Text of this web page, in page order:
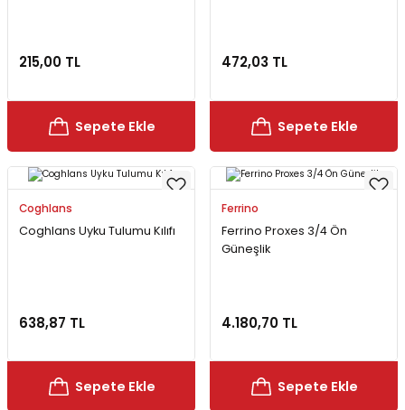
215,00 TL
Sepete Ekle
472,03 TL
Sepete Ekle
Coghlans
Coghlans Uyku Tulumu Kılıfı
638,87 TL
Sepete Ekle
Ferrino
Ferrino Proxes 3/4 Ön
Güneşlik
4.180,70 TL
Sepete Ekle